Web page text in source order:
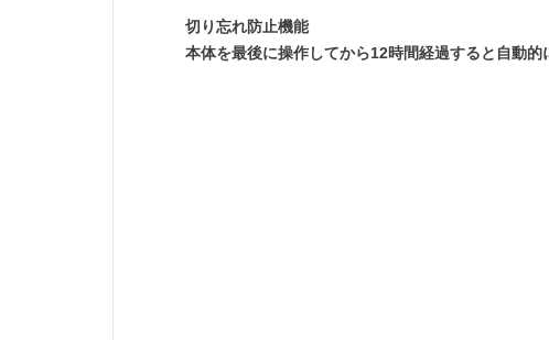
切り忘れ防止機能
本体を最後に操作してから12時間経過すると自動的